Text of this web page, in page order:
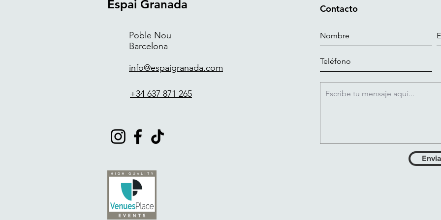
Espai Granada
Poble Nou
Barcelona
info@espaigranada.com
+34 637 871 265
Contacto